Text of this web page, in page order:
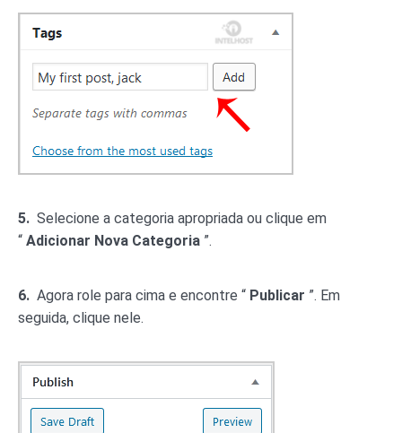
5. Selecione a categoria apropriada ou clique em
“ Adicionar Nova Categoria ”.
6. Agora role para cima e encontre “ Publicar ”. Em
seguida, clique nele.